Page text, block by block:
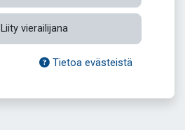
Liity vierailijana
Tietoa evästeistä